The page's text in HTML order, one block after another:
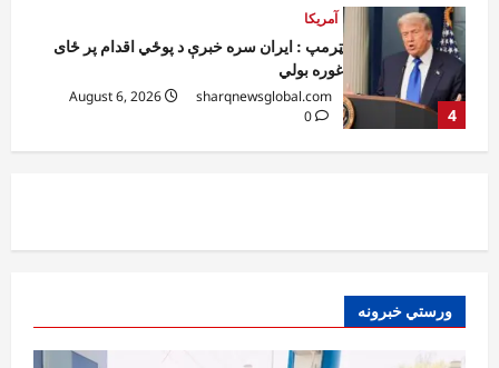
5
افغانستان
کورنیو چارو وزارت: حیرتان کې د بهرنیو
اسعارو د قاچاق هڅه شنډه شوه
sharqnewsglobal.com
0
0
چارې په بېلابېلو برخو کې روانې دي
ورستي خبرونه